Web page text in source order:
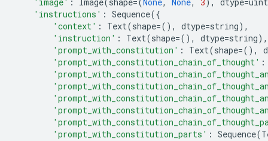
'instructions' : Sequence({
'context' : Text(shape=(), dtype=string),
'instruction' : Text(shape=(), dtype=string),
'prompt_with_constitution' : Text(shape=(),
'prompt_with_constitution_chain_of_thought' :
'prompt_with_constitution_parts' : Sequence(